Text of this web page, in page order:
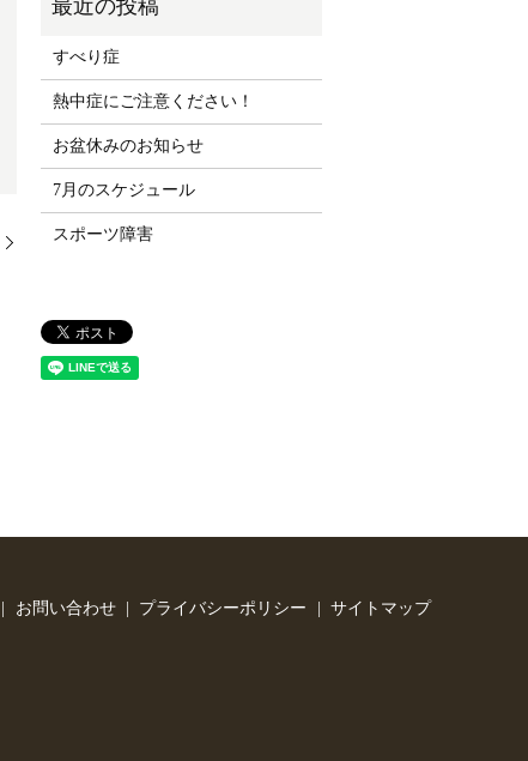
すべり症
熱中症にご注意ください！
お盆休みのお知らせ
7月のスケジュール
スポーツ障害
お問い合わせ プライバシーポリシー サイトマップ